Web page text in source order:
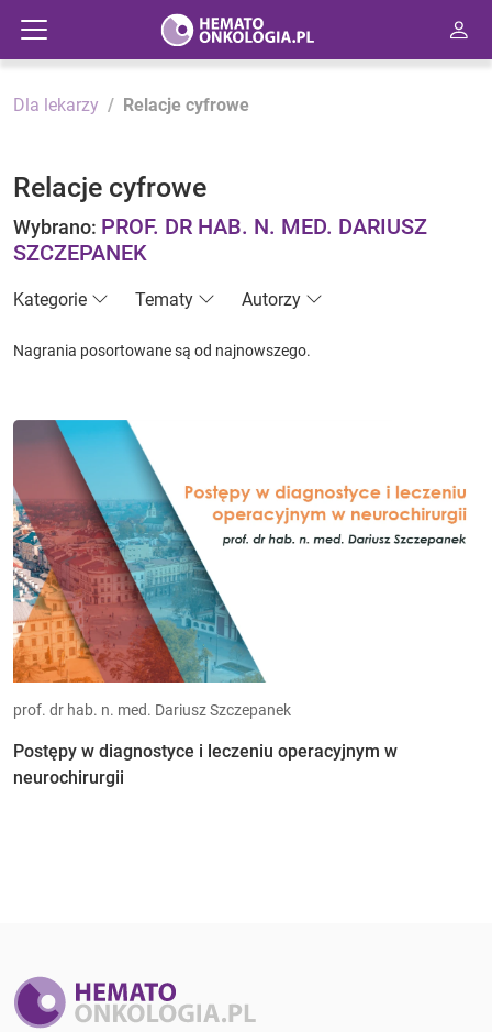
Dla lekarzy Relacje cyfrowe
Relacje cyfrowe
Wybrano: PROF. DR HAB. N. MED. DARIUSZ
SZCZEPANEK
Kategorie Tematy Autorzy
Nagrania posortowane są od najnowszego.
prof. dr hab. n. med. Dariusz Szczepanek
Postępy w diagnostyce i leczeniu operacyjnym w
neurochirurgii